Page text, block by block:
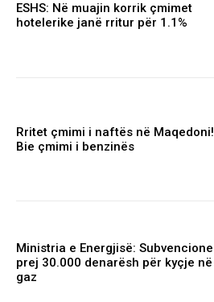
ESHS: Në muajin korrik çmimet
hotelerike janë rritur për 1.1%
Rritet çmimi i naftës në Maqedoni!
Bie çmimi i benzinës
Ministria e Energjisë: Subvencione
prej 30.000 denarësh për kyçje në
gaz